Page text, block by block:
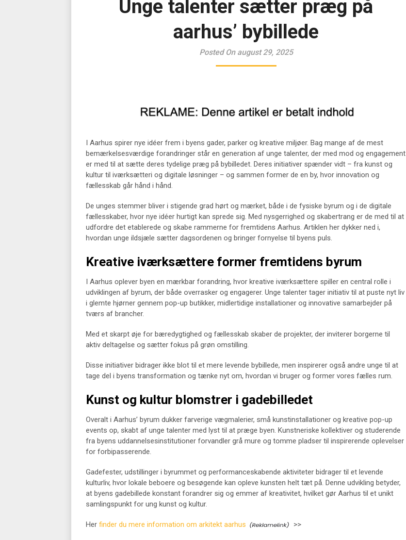
Unge talenter sætter præg på
aarhus’ bybillede
Posted On august 29, 2025
I Aarhus spirer nye idéer frem i byens gader, parker og kreative miljøer. Bag mange af de mest
bemærkelsesværdige forandringer står en generation af unge talenter, der med mod og engagement
er med til at sætte deres tydelige præg på bybilledet. Deres initiativer spænder vidt – fra kunst og
kultur til iværksætteri og digitale løsninger – og sammen former de en by, hvor innovation og
fællesskab går hånd i hånd.
De unges stemmer bliver i stigende grad hørt og mærket, både i de fysiske byrum og i de digitale
fællesskaber, hvor nye idéer hurtigt kan sprede sig. Med nysgerrighed og skabertrang er de med til at
udfordre det etablerede og skabe rammerne for fremtidens Aarhus. Artiklen her dykker ned i,
hvordan unge ildsjæle sætter dagsordenen og bringer fornyelse til byens puls.
Kreative iværksættere former fremtidens byrum
I Aarhus oplever byen en mærkbar forandring, hvor kreative iværksættere spiller en central rolle i
udviklingen af byrum, der både overrasker og engagerer. Unge talenter tager initiativ til at puste nyt liv
i glemte hjørner gennem pop-up butikker, midlertidige installationer og innovative samarbejder på
tværs af brancher.
Med et skarpt øje for bæredygtighed og fællesskab skaber de projekter, der inviterer borgerne til
aktiv deltagelse og sætter fokus på grøn omstilling.
Disse initiativer bidrager ikke blot til et mere levende bybillede, men inspirerer også andre unge til at
tage del i byens transformation og tænke nyt om, hvordan vi bruger og former vores fælles rum.
Kunst og kultur blomstrer i gadebilledet
Overalt i Aarhus’ byrum dukker farverige vægmalerier, små kunstinstallationer og kreative pop-up
events op, skabt af unge talenter med lyst til at præge byen. Kunstneriske kollektiver og studerende
fra byens uddannelsesinstitutioner forvandler grå mure og tomme pladser til inspirerende oplevelser
for forbipasserende.
Gadefester, udstillinger i byrummet og performanceskabende aktiviteter bidrager til et levende
kulturliv, hvor lokale beboere og besøgende kan opleve kunsten helt tæt på. Denne udvikling betyder,
at byens gadebillede konstant forandrer sig og emmer af kreativitet, hvilket gør Aarhus til et unikt
samlingspunkt for ung kunst og kultur.
Her finder du mere information om arkitekt aarhus >>